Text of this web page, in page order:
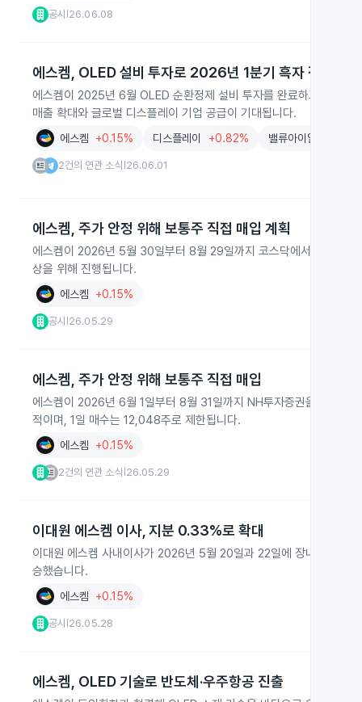
공시 26.06.08
에스켐, OLED 설비 투자로 2026년 1분기 흑자 전환
에스켐이 2025년 6월 OLED 순환정제 설비 투자를 완료하고 2026
매출 확대와 글로벌 디스플레이 기업 공급이 기대됩니다.
에스켐 +0.15% 디스플레이 +0.82% 밸류아이알(Value
2건의 연관 소식 26.06.01
에스켐, 주가 안정 위해 보통주 직접 매입 계획
에스켐이 2026년 5월 30일부터 8월 29일까지 코스닥에서 보통주
상을 위해 진행됩니다.
에스켐 +0.15%
공시 26.05.29
에스켐, 주가 안정 위해 보통주 직접 매입
에스켐이 2026년 6월 1일부터 8월 31일까지 NH투자증권을 통해
적이며, 1일 매수는 12,048주로 제한됩니다.
에스켐 +0.15%
2건의 연관 소식 26.05.29
이대원 에스켐 이사, 지분 0.33%로 확대
이대원 에스켐 사내이사가 2026년 5월 20일과 22일에 장내매수로
승했습니다.
에스켐 +0.15%
공시 26.05.28
에스켐, OLED 기술로 반도체·우주항공 진출